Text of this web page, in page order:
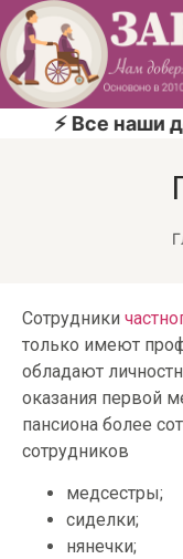
⚡ Все наши
Сотрудники
только имеют
обладают
оказания первой
пансиона более
сотрудников
медсестры;
сиделки;
нянечки;